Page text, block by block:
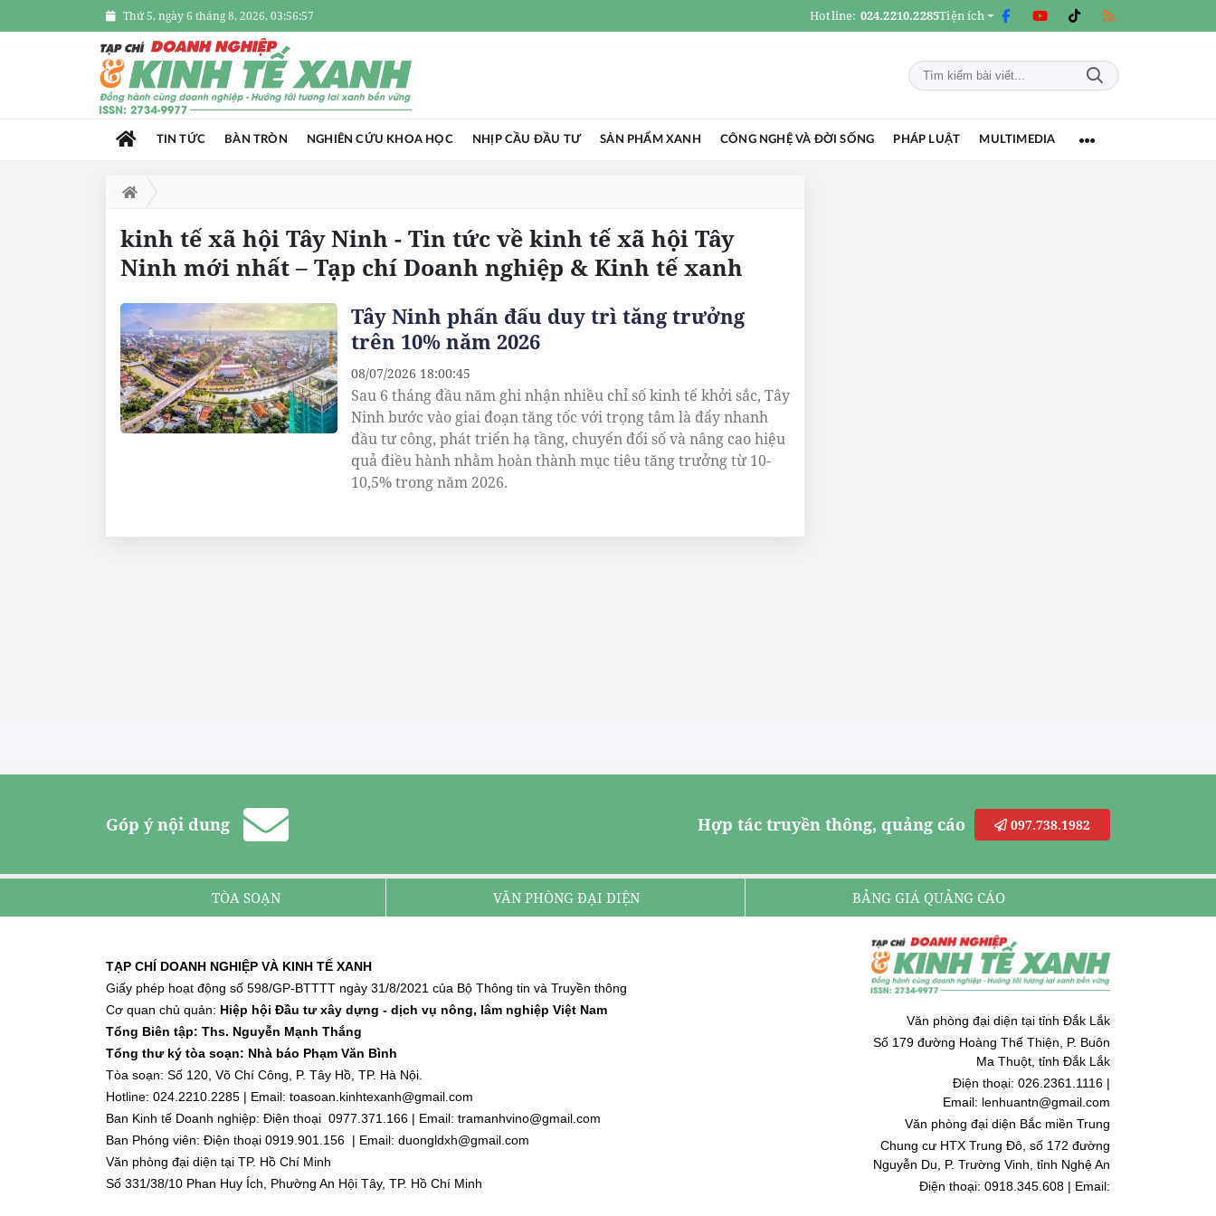
Thứ 5, ngày 6 tháng 8, 2026, 03:56:58 Hotline: 024.2210.2285Tiện ích
TIN TỨC BÀN TRÒN NGHIÊN CỨU KHOA HỌC NHỊP CẦU ĐẦU TƯ SẢN PHẨM XANH CÔNG NGHỆ VÀ ĐỜI SỐNG PHÁP LUẬT MULTIMEDIA
kinh tế xã hội Tây Ninh - Tin tức về kinh tế xã hội Tây
Ninh mới nhất – Tạp chí Doanh nghiệp & Kinh tế xanh
Tây Ninh phấn đấu duy trì tăng trưởng
trên 10% năm 2026
Sau 6 tháng đầu năm ghi nhận nhiều chỉ số kinh tế khởi sắc, Tây
Ninh bước vào giai đoạn tăng tốc với trọng tâm là đẩy nhanh
đầu tư công, phát triển hạ tầng, chuyển đổi số và nâng cao hiệu
quả điều hành nhằm hoàn thành mục tiêu tăng trưởng từ 10-
10,5% trong năm 2026.
08/07/2026 18:00:45
Góp ý nội dung Hợp tác truyền thông, quảng cáo 097.738.1982
TÒA SOẠN VĂN PHÒNG ĐẠI DIỆN BẢNG GIÁ QUẢNG CÁO
TẠP CHÍ DOANH NGHIỆP VÀ KINH TẾ XANH
Giấy phép hoạt động số 598/GP-BTTTT ngày 31/8/2021 của Bộ Thông tin và Truyền thông
Cơ quan chủ quản: Hiệp hội Đầu tư xây dựng - dịch vụ nông, lâm nghiệp Việt Nam
Tổng Biên tập: Ths. Nguyễn Mạnh Thắng
Tổng thư ký tòa soạn: Nhà báo Phạm Văn Bình
Tòa soạn: Số 120, Võ Chí Công, P. Tây Hồ, TP. Hà Nội.
Hotline: 024.2210.2285 | Email: toasoan.kinhtexanh@gmail.com
Ban Kinh tế Doanh nghiệp: Điện thoại 0977.371.166 | Email: tramanhvino@gmail.com
Ban Phóng viên: Điện thoại 0919.901.156 | Email: duongldxh@gmail.com
Văn phòng đại diện tại TP. Hồ Chí Minh
Số 331/38/10 Phan Huy Ích, Phường An Hội Tây, TP. Hồ Chí Minh
Văn phòng đại diện tại tỉnh Đắk Lắk
Số 179 đường Hoàng Thế Thiện, P. Buôn
Ma Thuột, tỉnh Đắk Lắk
Điện thoại: 026.2361.1116 |
Email: lenhuantn@gmail.com
Văn phòng đại diện Bắc miền Trung
Chung cư HTX Trung Đô, số 172 đường
Nguyễn Du, P. Trường Vinh, tỉnh Nghệ An
Điện thoại: 0918.345.608 | Email: